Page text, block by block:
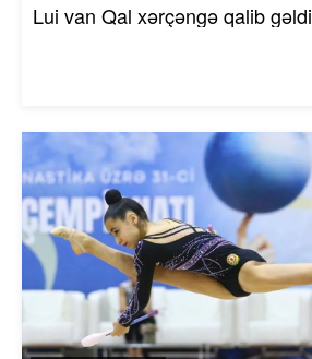
Lui van Qal xərçəngə qalib gəldi